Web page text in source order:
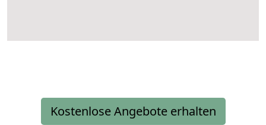
Kostenlose Angebote erhalten